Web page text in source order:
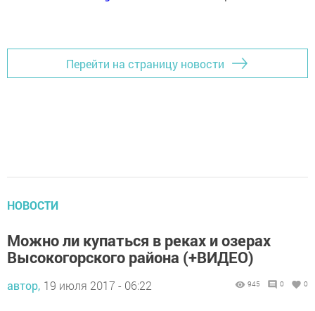
Перейти на страницу новости
НОВОСТИ
Можно ли купаться в реках и озерах
Высокогорского района (+ВИДЕО)
автор, 19 июля 2017 - 06:22 945 0 0